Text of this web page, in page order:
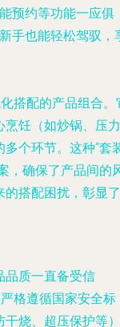
预约等功能一应俱
手也能轻松驾驭，
搭配的产品组合。
烹饪（如炒锅、压力
个环节。这种“套
，确保了产品间的
的搭配困扰，彰显了
品质一直备受信
格遵循国家安全标
干烧、超压保护等）